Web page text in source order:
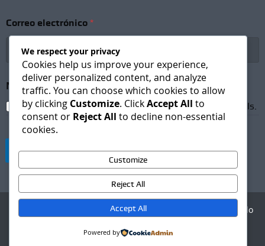
o
m
S
u
b
s
r
p
o
Correo electrónico *
Newsletter Subscription *
I agree to receive newsletters and promotional emails.
Suscribirse
Agencia Digital - Desarrollo
We respect your privacy
Cookies help us improve your experience,
deliver personalized content, and analyze
traffic. You can choose which cookies to allow
by clicking Customize. ClickAccept All to
consent or Reject All to decline non-essential
cookies.
Customize
Reject All
Accept All
Powered by